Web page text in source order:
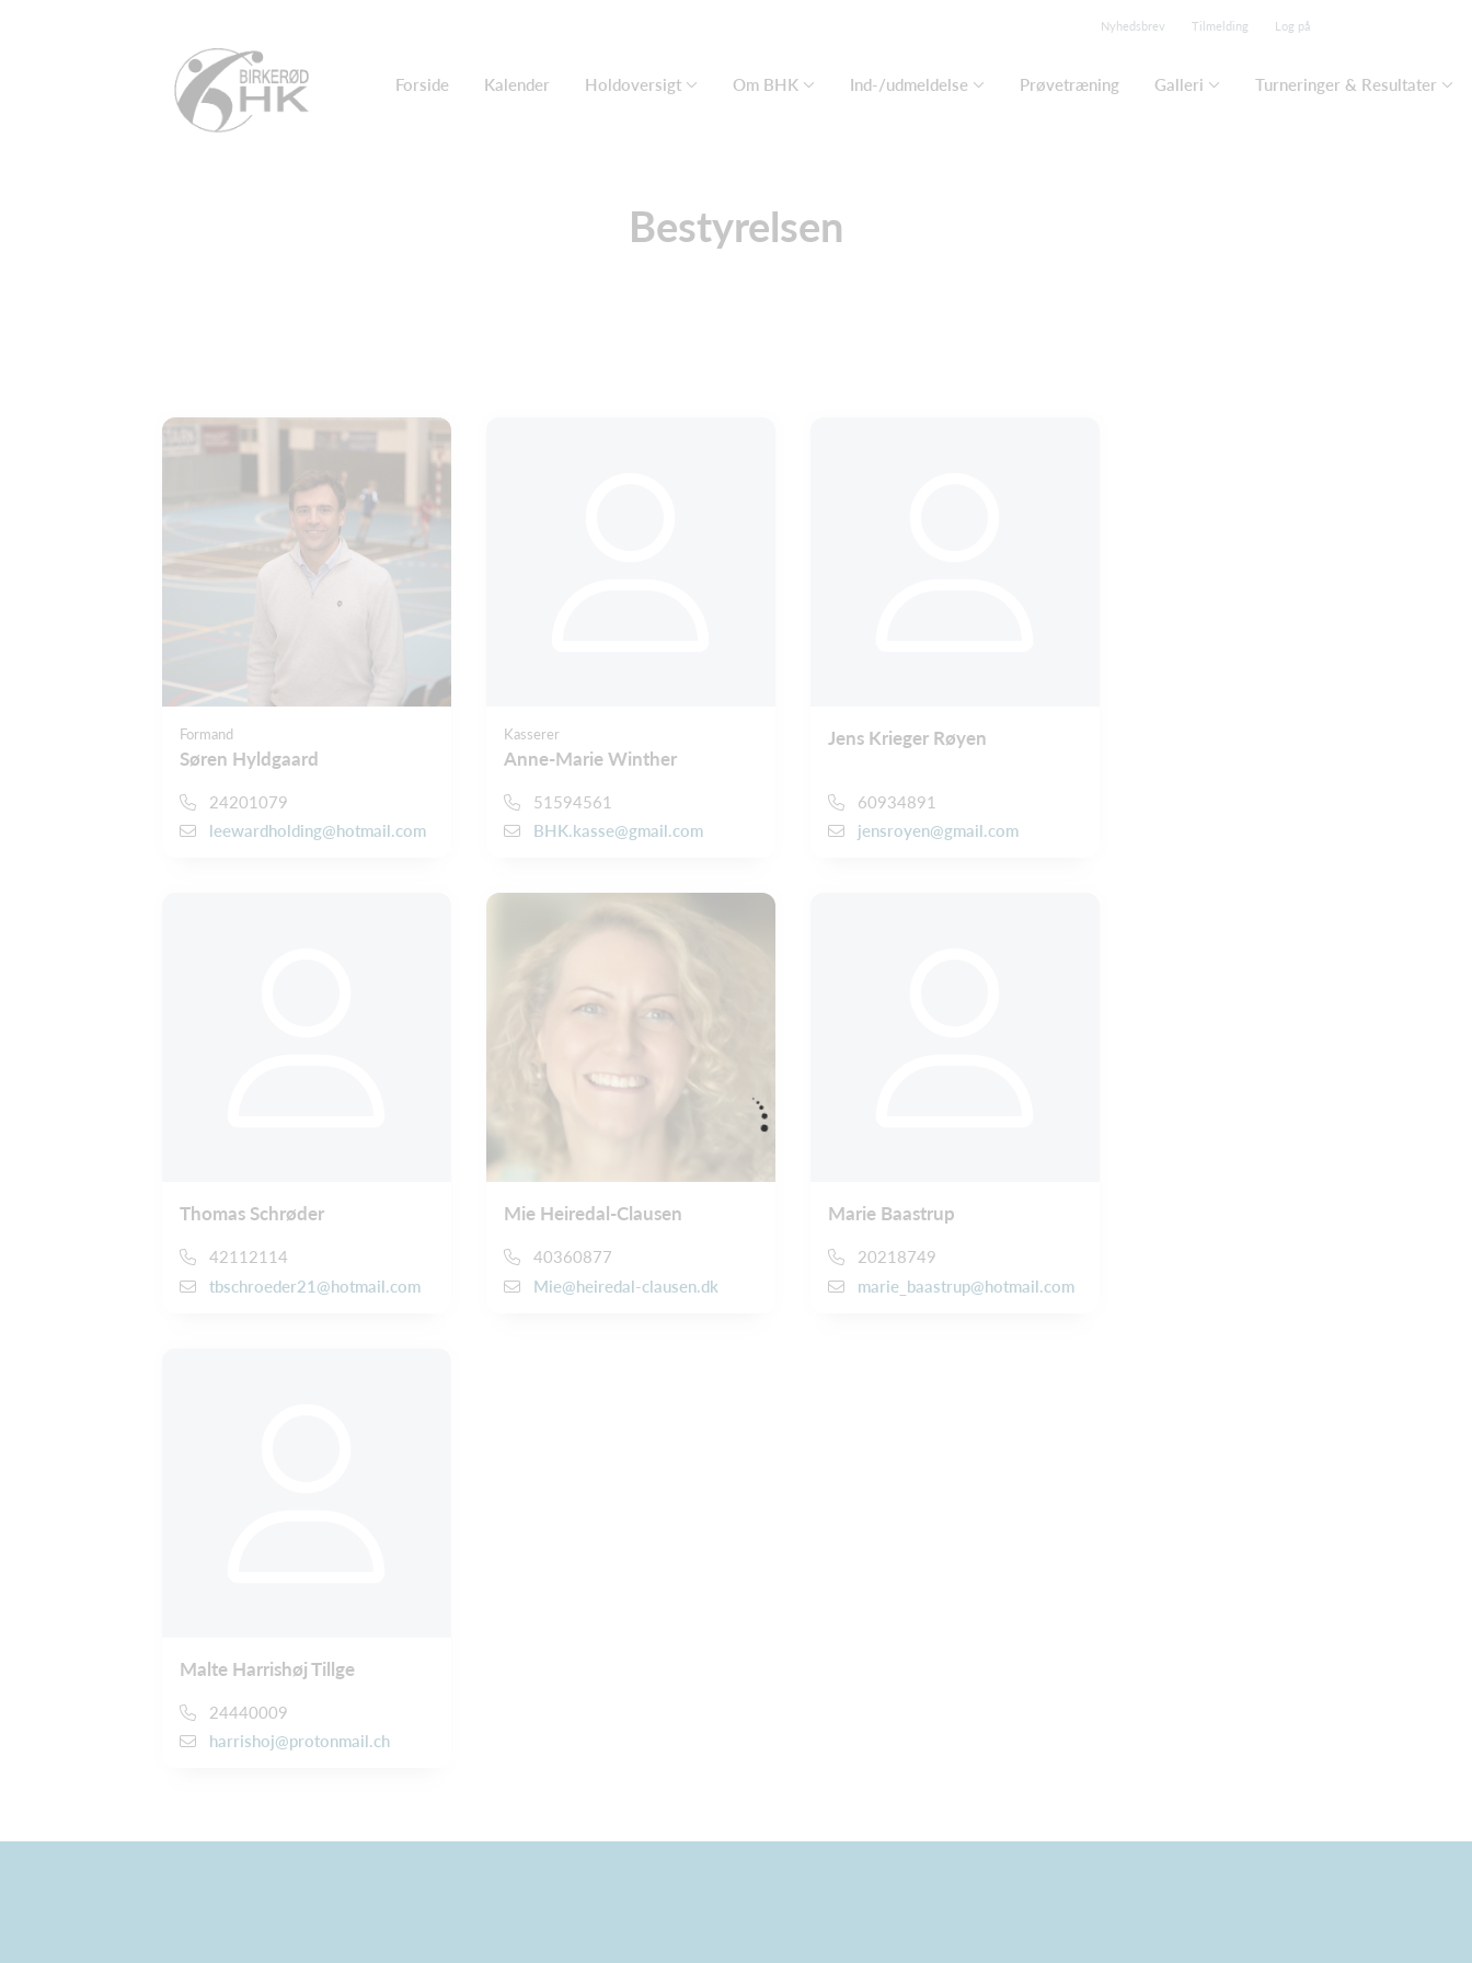
Nyhedsbrev Tilmelding Log på
Forside Kalender Holdoversigt Om BHK Ind-/udmeldelse Prøvetræning Galleri Turneringer & Resultater
Bestyrelsen
Formand
Søren Hyldgaard
24201079
leewardholding@hotmail.com
Kasserer
Anne-Marie Winther
51594561
BHK.kasse@gmail.com
Jens Krieger Røyen
60934891
jensroyen@gmail.com
Thomas Schrøder
42112114
tbschroeder21@hotmail.com
Mie Heiredal-Clausen
40360877
Mie@heiredal-clausen.dk
Marie Baastrup
20218749
marie_baastrup@hotmail.com
Malte Harrishøj Tillge
24440009
harrishoj@protonmail.ch